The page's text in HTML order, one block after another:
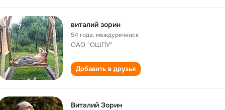
виталий зорин
54 года,междуреченск
ОАО "ОШПУ"
Добавить в друзья
Виталий Зорин